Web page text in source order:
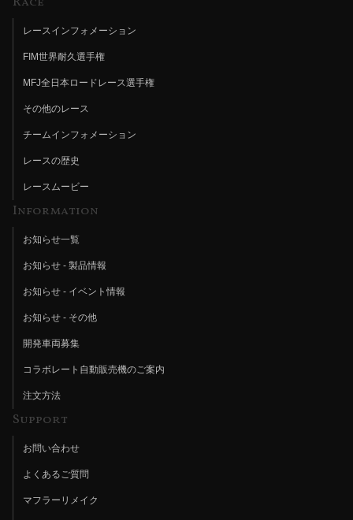
レースインフォメーション
FIM世界耐久選手権
MFJ全日本ロードレース選手権
その他のレース
チームインフォメーション
レースの歴史
レースムービー
Information
お知らせ一覧
お知らせ - 製品情報
お知らせ - イベント情報
お知らせ - その他
開発車両募集
コラボレート自動販売機のご案内
注文方法
Support
お問い合わせ
よくあるご質問
マフラーリメイク